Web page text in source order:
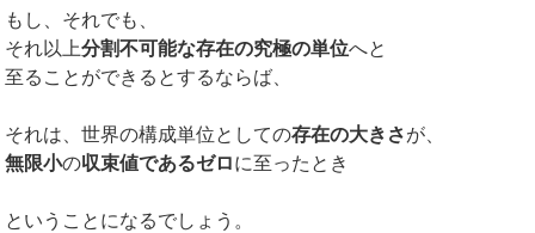
もし、それでも、
それ以上分割不可能な存在の究極の単位へと
至ることができるとするならば、
それは、世界の構成単位としての存在の大きさが、
無限小の収束値であるゼロに至ったとき
ということになるでしょう。